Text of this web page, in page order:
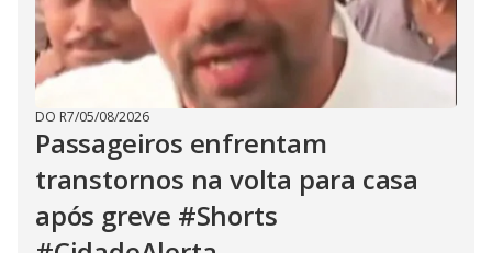
DO R7/05/08/2026
Passageiros enfrentam
transtornos na volta para casa
após greve #Shorts